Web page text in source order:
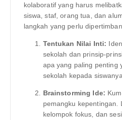
kolaboratif yang harus
siswa, staf, orang tua, dan
langkah yang perlu
Tentukan Nilai Inti:
sekolah dan prinsip-
apa yang paling penting
sekolah kepada
Brainstorming Ide:
pemangku kepentingan.
kelompok fokus, dan